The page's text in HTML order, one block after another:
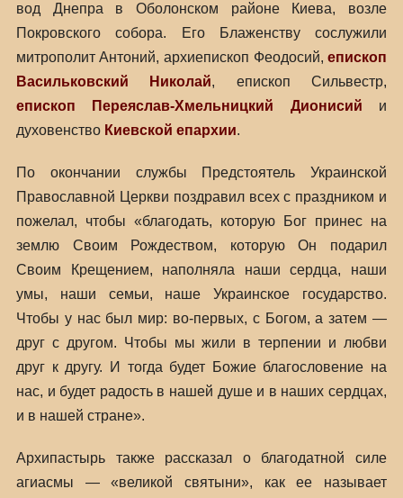
вод Днепра в Оболонском районе Киева, возле
Покровского собора. Его Блаженству сослужили
митрополит Антоний, архиепископ Феодосий,епископ
Васильковский Николай, епископ Сильвестр,
епископ Переяслав-Хмельницкий Дионисий и
духовенство Киевской епархии.
По окончании службы Предстоятель Украинской
Православной Церкви поздравил всех с праздником и
пожелал, чтобы «благодать, которую Бог принес на
землю Своим Рождеством, которую Он подарил
Своим Крещением, наполняла наши сердца, наши
умы, наши семьи, наше Украинское государство.
Чтобы у нас был мир: во-первых, с Богом, а затем —
друг с другом. Чтобы мы жили в терпении и любви
друг к другу. И тогда будет Божие благословение на
нас, и будет радость в нашей душе и в наших сердцах,
и в нашей стране».
Архипастырь также рассказал о благодатной силе
агиасмы — «великой святыни», как ее называет